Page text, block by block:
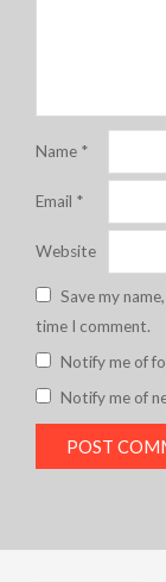
Name *
Email *
Website
Save my
time I comment.
Notify me of
Notify me of